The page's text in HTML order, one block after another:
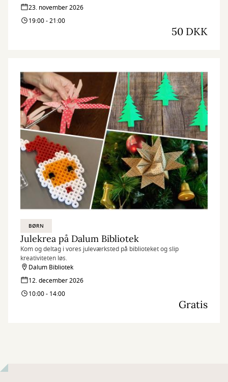
23. november 2026
19:00 - 21:00
50 DKK
BØRN
Julekrea på Dalum Bibliotek
Kom og deltag i vores juleværksted på biblioteket og slip
kreativiteten løs.
Dalum Bibliotek
12. december 2026
10:00 - 14:00
Gratis